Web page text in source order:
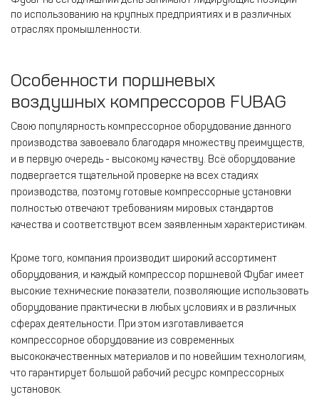
по использованию на крупных предприятиях и в различных
отраслях промышленности.
Особенности поршневых
воздушных компрессоров FUBAG
Свою популярность компрессорное оборудование данного
производства завоевало благодаря множеству преимуществ,
и в первую очередь - высокому качеству. Всё оборудование
подвергается тщательной проверке на всех стадиях
производства, поэтому готовые компрессорные установки
полностью отвечают требованиям мировых стандартов
качества и соответствуют всем заявленным характеристикам.
Кроме того, компания производит широкий ассортимент
оборудования, и каждый компрессор поршневой Фубаг имеет
высокие технические показатели, позволяющие использовать
оборудование практически в любых условиях и в различных
сферах деятельности. При этом изготавливается
компрессорное оборудование из современных
высококачественных материалов и по новейшим технологиям,
что гарантирует большой рабочий ресурс компрессорных
установок.